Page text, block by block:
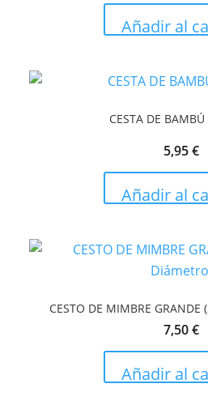
Añadir al
CESTA DE
5,95€
Añadir al
CESTO DE MIMBRE
7,50€
Añadir al